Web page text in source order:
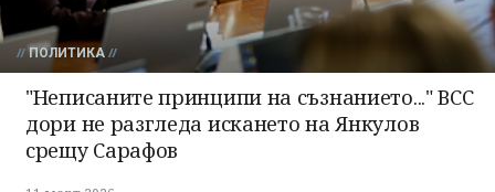
ПОЛИТИКА
"Неписаните принципи на съзнанието..." ВСС
дори не разгледа искането на Янкулов
срещу Сарафов